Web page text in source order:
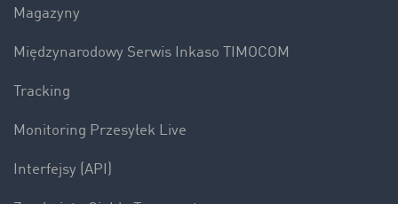
Magazyny
Międzynarodowy Serwis Inkaso TIMOCOM
Tracking
Monitoring Przesyłek Live
Interfejsy (API)